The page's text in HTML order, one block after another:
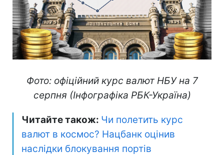
Фото: офіційний курс валют НБУ на 7
серпня (Інфографіка РБК-Україна)
Читайте також: Чи полетить курс
валют в космос? Нацбанк оцінив
наслідки блокування портів